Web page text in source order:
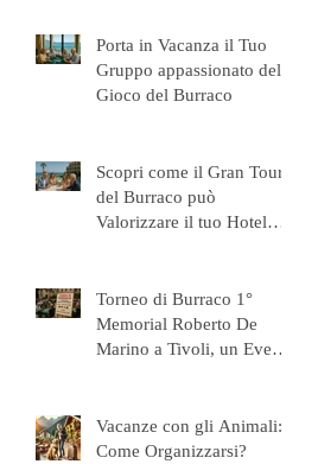
Porta in Vacanza il Tuo
Gruppo appassionato del
Gioco del Burraco
Scopri come il Gran Tour
del Burraco può
Valorizzare il tuo Hotel
Torneo di Burraco 1°
Memorial Roberto De
Marino a Tivoli, un Evento
Vacanze con gli Animali:
Come Organizzarsi?